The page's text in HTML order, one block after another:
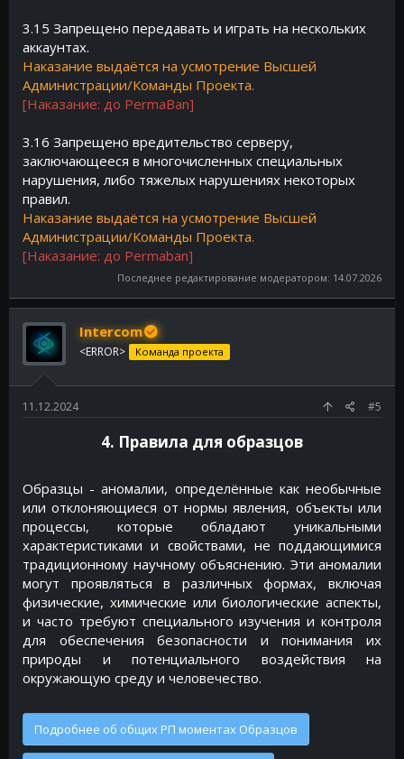
3.15 Запрещено передавать и играть на нескольких
аккаунтах.
Наказание выдаётся на усмотрение Высшей
Администрации/Команды Проекта.
[Наказание: до PermaBan]
3.16 Запрещено вредительство серверу,
заключающееся в многочисленных специальных
нарушения, либо тяжелых нарушениях некоторых
правил.
Наказание выдаётся на усмотрение Высшей
Администрации/Команды Проекта.
[Наказание: до Permaban]
Последнее редактирование модератором: 14.07.2026
Intercom
<ERROR> Команда проекта
11.12.2024 #5
4. Правила для образцов​
Образцы - аномалии, определённые как необычные
или отклоняющиеся от нормы явления, объекты или
процессы, которые обладают уникальными
характеристиками и свойствами, не поддающимися
традиционному научному объяснению. Эти аномалии
могут проявляться в различных формах, включая
физические, химические или биологические аспекты,
и часто требуют специального изучения и контроля
для обеспечения безопасности и понимания их
природы и потенциального воздействия на
окружающую среду и человечество.​
Подробнее об общих РП моментах Образцов